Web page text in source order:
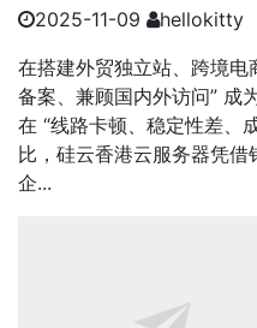
2025-11-09
hellokitty
在搭建外贸独立站、跨境电
备案、兼顾国内外访问” 成
在 “线路卡顿、稳定性差、
比，硅云香港云服务器凭
企...